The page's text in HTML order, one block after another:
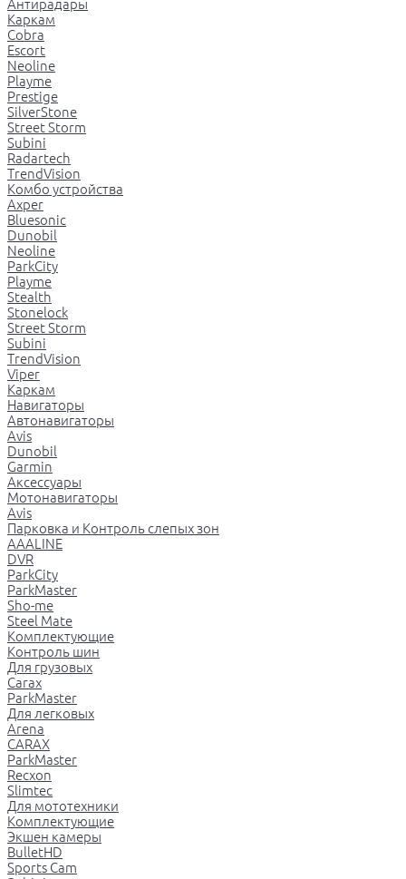
Антирадары
Каркам
Cobra
Escort
Neoline
Playme
Prestige
SilverStone
Street Storm
Subini
Radartech
TrendVision
Комбо устройства
Axper
Bluesonic
Dunobil
Neoline
ParkCity
Playme
Stealth
Stonelock
Street Storm
Subini
TrendVision
Viper
Каркам
Навигаторы
Автонавигаторы
Avis
Dunobil
Garmin
Аксессуары
Мотонавигаторы
Avis
Парковка и Контроль слепых зон
AAALINE
DVR
ParkCity
ParkMaster
Sho-me
Steel Mate
Комплектующие
Контроль шин
Для грузовых
Carax
ParkMaster
Для легковых
Arena
CARAX
ParkMaster
Recxon
Slimtec
Для мототехники
Комплектующие
Экшен камеры
BulletHD
Sports Cam